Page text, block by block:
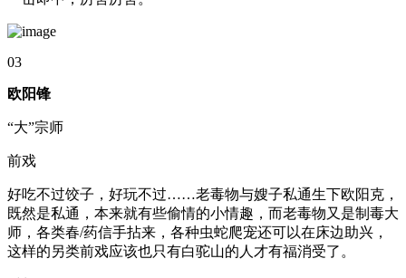
03
欧阳锋
“大”宗师
前戏
好吃不过饺子，好玩不过……老毒物与嫂子私通生下欧阳克，
既然是私通，本来就有些偷情的小情趣，而老毒物又是制毒大
师，各类春/药信手拈来，各种虫蛇爬宠还可以在床边助兴，
这样的另类前戏应该也只有白驼山的人才有福消受了。